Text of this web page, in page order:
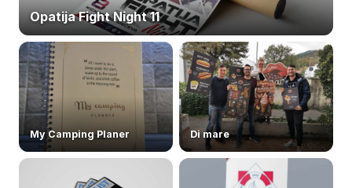
Opatija Fight Night 11
My Camping Planer Di mare